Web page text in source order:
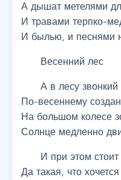
А дышат метелями
И травами терпко-
И былью, и песнями
Весенний лес
А в лесу
По-весеннему
На большом колесе
Солнце медленно
И при этом стоит
Да такая, что